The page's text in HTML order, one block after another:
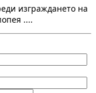
изграждането на
....